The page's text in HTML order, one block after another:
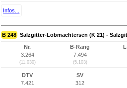
Infos...
B 248 Salzgitter-Lobmachtersen (K 21) -
Nr.
3.264
(11.030)
B-Rang
7.494
(5.103)
DTV
7.421
SV
312